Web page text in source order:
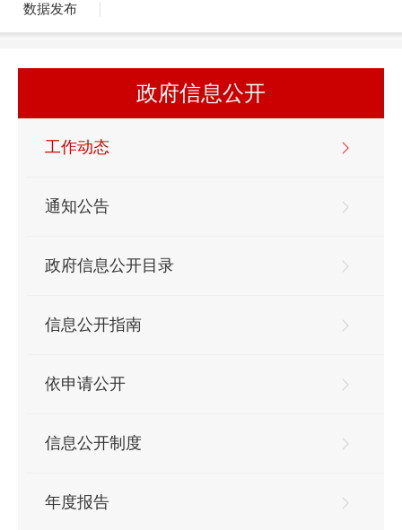
数据发布
政府信息公开
工作动态
通知公告
政府信息公开目录
信息公开指南
依申请公开
信息公开制度
年度报告